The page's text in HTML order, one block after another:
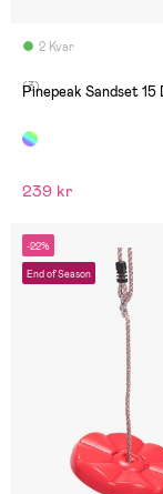
2 Kvar
(3)
Pinepeak Sandset 15
239 kr
-22%
End of Season